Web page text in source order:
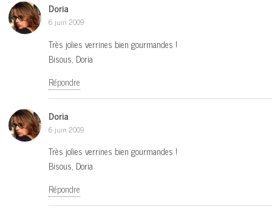
Doria
6 juin 2009
Très jolies verrines bien gourmandes !
Bisous, Doria
Répondre
Doria
6 juin 2009
Très jolies verrines bien gourmandes !
Bisous, Doria
Répondre